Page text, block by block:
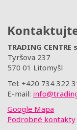
TRADING CENTRE
Tyršova 237
570 01 Litomyšl
Tel: +420 734 322
E-mail:
Google Mapa
Podrobné kontakty